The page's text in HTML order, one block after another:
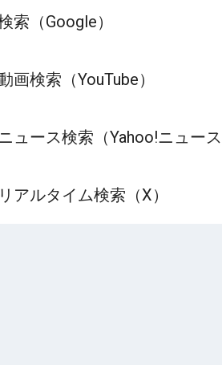
索（Google）
画検索（YouTube）
ュース検索（Yahoo!ニュー
アルタイム検索（X）